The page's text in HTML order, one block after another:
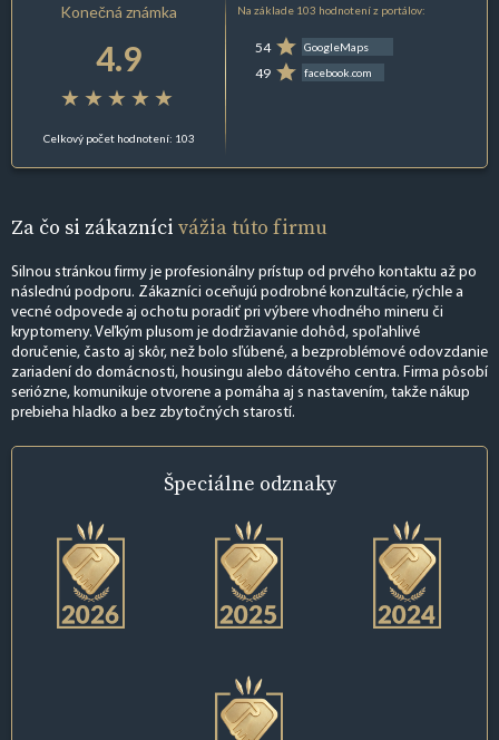
Konečná známka
4.9
Celkový počet hodnotení: 103
Na základe 103 hodnotení z portálov:
54 GoogleMaps
49 facebook.com
Za čo si zákazníci vážia túto firmu
Silnou stránkou firmy je profesionálny prístup od prvého kontaktu až po
následnú podporu. Zákazníci oceňujú podrobné konzultácie, rýchle a
vecné odpovede aj ochotu poradiť pri výbere vhodného mineru či
kryptomeny. Veľkým plusom je dodržiavanie dohôd, spoľahlivé
doručenie, často aj skôr, než bolo sľúbené, a bezproblémové odovzdanie
zariadení do domácnosti, housingu alebo dátového centra. Firma pôsobí
seriózne, komunikuje otvorene a pomáha aj s nastavením, takže nákup
prebieha hladko a bez zbytočných starostí.
Špeciálne odznaky